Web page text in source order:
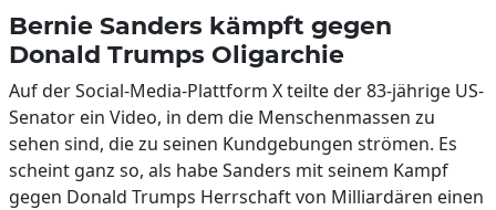
Bernie Sanders kämpft gegen
Donald Trumps Oligarchie
Auf der Social-Media-Plattform X teilte der 83-jährige US-
Senator ein Video, in dem die Menschenmassen zu
sehen sind, die zu seinen Kundgebungen strömen. Es
scheint ganz so, als habe Sanders mit seinem Kampf
gegen Donald Trumps Herrschaft von Milliardären einen